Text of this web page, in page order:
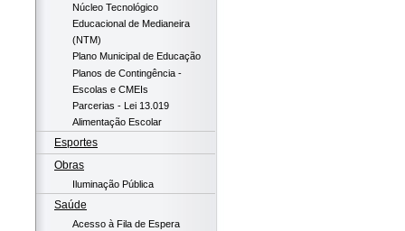
Núcleo Tecnológico
Educacional de Medianeira
(NTM)
Plano Municipal de Educação
Planos de Contingência -
Escolas e CMEIs
Parcerias - Lei 13.019
Alimentação Escolar
Esportes
Obras
Iluminação Pública
Saúde
Acesso à Fila de Espera